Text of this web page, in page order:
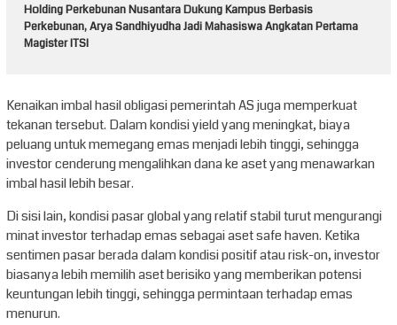
Holding Perkebunan Nusantara Dukung Kampus Berbasis
Perkebunan, Arya Sandhiyudha Jadi Mahasiswa Angkatan Pertama
Magister ITSI
Kenaikan imbal hasil obligasi pemerintah AS juga memperkuat
tekanan tersebut. Dalam kondisi yield yang meningkat, biaya
peluang untuk memegang emas menjadi lebih tinggi, sehingga
investor cenderung mengalihkan dana ke aset yang menawarkan
imbal hasil lebih besar.
Di sisi lain, kondisi pasar global yang relatif stabil turut mengurangi
minat investor terhadap emas sebagai aset safe haven. Ketika
sentimen pasar berada dalam kondisi positif atau risk-on, investor
biasanya lebih memilih aset berisiko yang memberikan potensi
keuntungan lebih tinggi, sehingga permintaan terhadap emas
menurun.